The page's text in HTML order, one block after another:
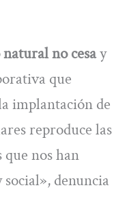
no cesay
que
implantación de
reproduce las
nos han
denuncia